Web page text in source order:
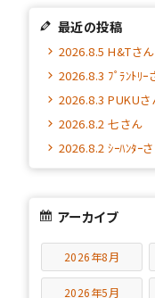
最近の投稿
2026.8.5 H&Tさん
2026.8.3 ﾌﾟﾗﾝﾄﾘｰ
2026.8.3 PUKUさ
2026.8.2 七さん
2026.8.2 ｼｰﾊﾝﾀｰ
アーカイブ
2026年8月
2026年5月